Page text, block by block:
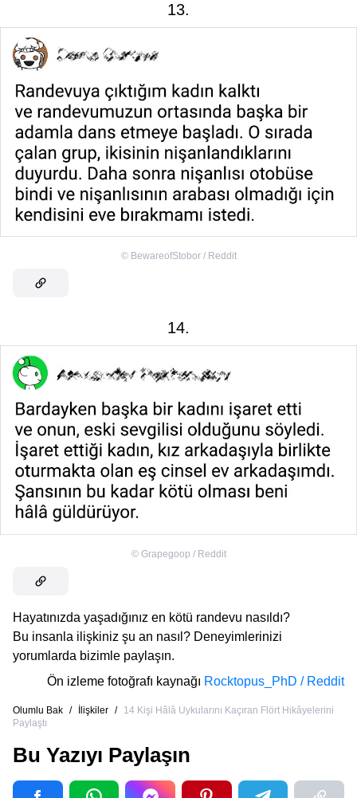
13.
© BewareofStobor / Reddit
14.
© Grapegoop / Reddit
Hayatınızda yaşadığınız en kötü randevu nasıldı?
Bu insanla ilişkiniz şu an nasıl? Deneyimlerinizi
yorumlarda bizimle paylaşın.
Ön izleme fotoğrafı kaynağı Rocktopus_PhD / Reddit
Olumlu Bak / İlişkiler /
14 Kişi Hâlâ Uykularını Kaçıran Flört Hikâyelerini
Paylaştı
Bu Yazıyı Paylaşın